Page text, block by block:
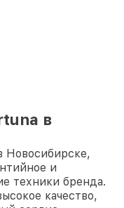
в
Новосибирске,
и
техники бренда.
качество,